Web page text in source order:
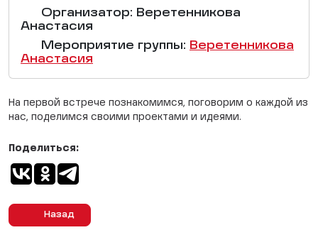
Организатор: Веретенникова
Анастасия
Мероприятие группы: Веретенникова
Анастасия
На первой встрече познакомимся, поговорим о каждой из
нас, поделимся своими проектами и идеями.
Назад
Поделиться: